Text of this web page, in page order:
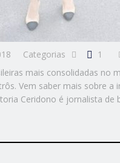
Categorias 1
mais consolidadas no
Vem saber mais sobre
Ceridono é jornalista